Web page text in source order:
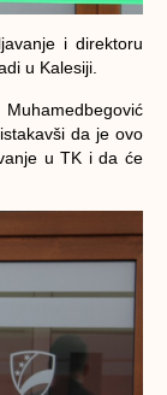
i direktoru
u Kalesiji.
da je ovo
u TK i da će